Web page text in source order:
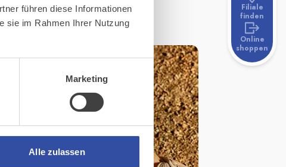
führen diese Informationen
sie im Rahmen Ihrer Nutzung
Marketing
Alle zulassen
Filiale
finden
Online
shoppen